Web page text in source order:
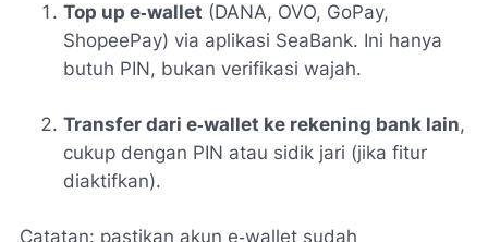
Top up e‑wallet (DANA, OVO, GoPay,
ShopeePay) via aplikasi SeaBank. Ini hanya
butuh PIN, bukan verifikasi wajah.
Transfer dari e‑wallet ke rekening bank lain,
cukup dengan PIN atau sidik jari (jika fitur
diaktifkan).
Catatan: pastikan akun e‑wallet sudah